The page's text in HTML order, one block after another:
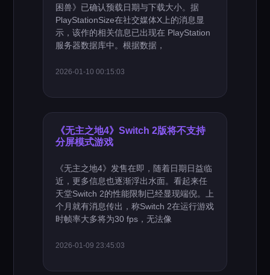
困兽》已确认预载日期与下载大小。据
PlayStationSize在社交媒体X上的消息显
示，该作的相关信息已出现在 PlayStation
服务器数据库中。根据数据，
2026-01-10 00:15:03
《无主之地4》Switch 2版将不支持
分屏模式游戏
《无主之地4》发售在即，随着日期日益临
近，更多信息也逐渐浮出水面。看起来任
天堂Switch 2的性能限制已经显现端倪。上
个月就有消息传出，称Switch 2在运行游戏
时帧率大多将为30 fps，无法像
2026-01-09 23:45:03